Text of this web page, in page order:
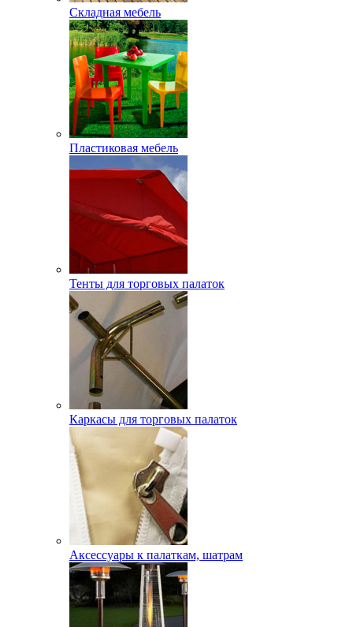
Складная мебель
Пластиковая мебель
Тенты для торговых палаток
Каркасы для торговых палаток
Аксессуары к палаткам, шатрам